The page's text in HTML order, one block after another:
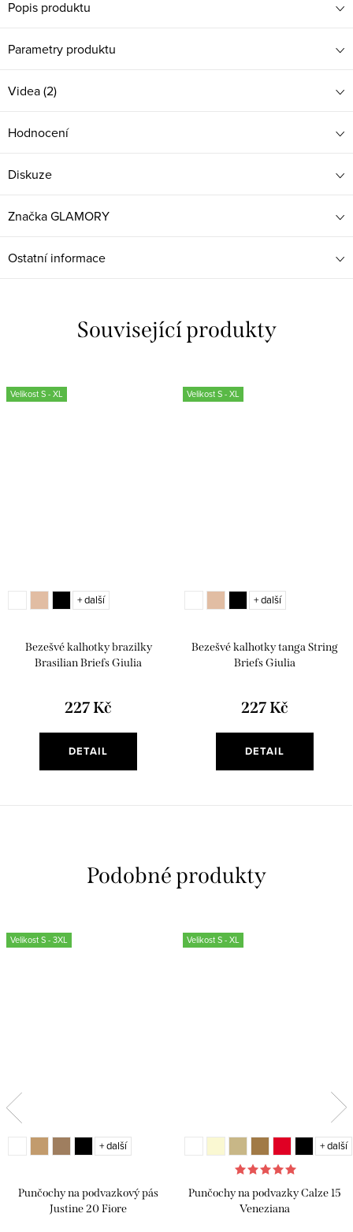
Popis produktu
Parametry produktu
Videa (2)
Hodnocení
Diskuze
ZnačkaGLAMORY
Ostatní informace
Související produkty
Velikost S - XL
Bezešvé kalhotky brazilky
Brasilian Briefs Giulia
227 Kč
DETAIL
+ další
Velikost S - XL
Bezešvé kalhotky tanga String
Briefs Giulia
227 Kč
DETAIL
+ další
Velikost S - 3XL
Punčochy na podvazkový pás
Justine 20 Fiore
+ další
Velikost S - XL
Punčochy na podvazky Calze 15
Veneziana
+ další